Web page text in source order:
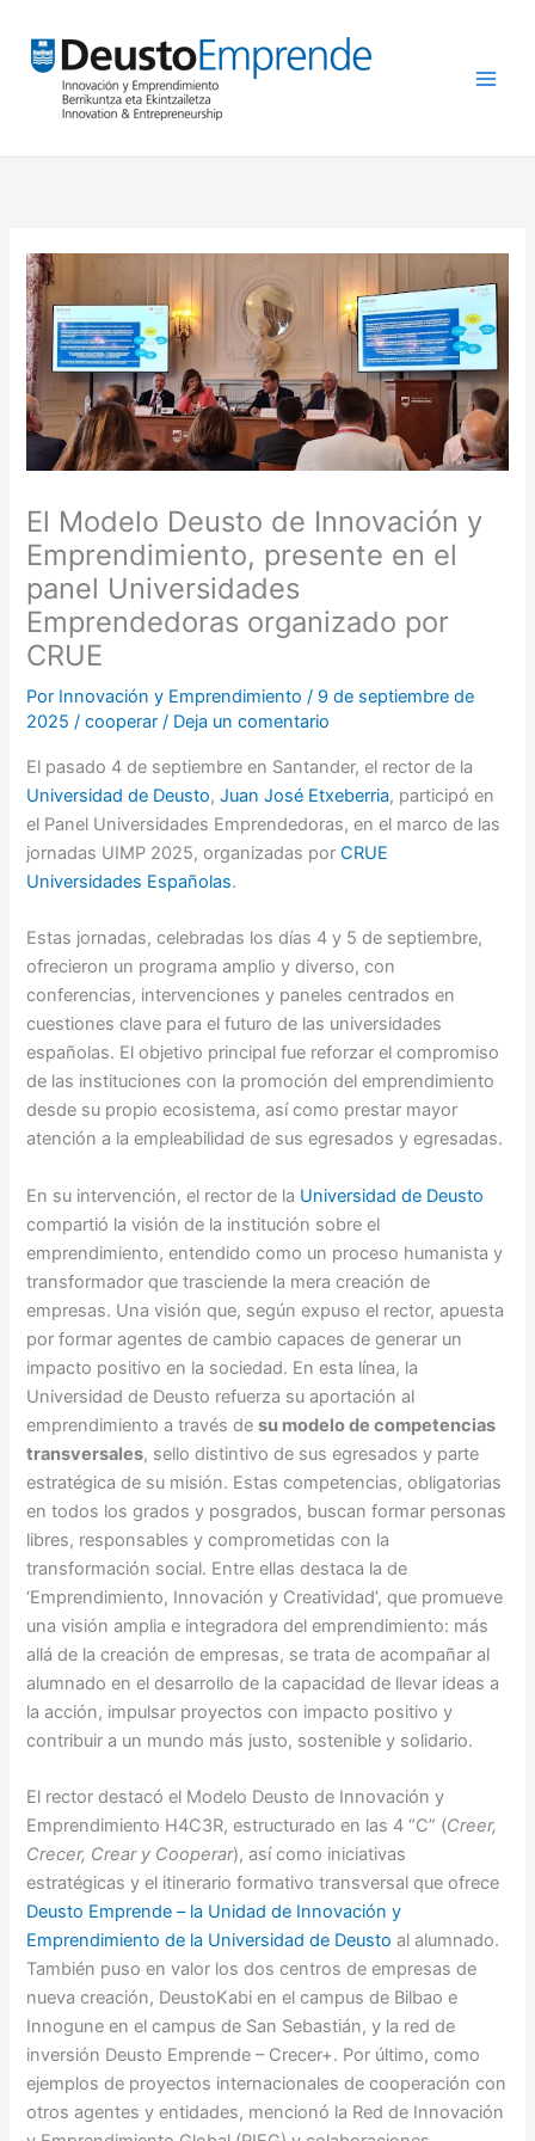
contenido
El Modelo Deusto de Innovación y
Emprendimiento, presente en el
panel Universidades
Emprendedoras organizado por
CRUE
Por Innovación y Emprendimiento/ 9 de septiembre de
2025/cooperar / Deja un comentario
El pasado 4 de septiembre en Santander, el rector de la
Universidad de Deusto,Juan José Etxeberria, participó en
el Panel Universidades Emprendedoras, en el marco de las
jornadas UIMP 2025, organizadas porCRUE
Universidades Españolas.
Estas jornadas, celebradas los días 4 y 5 de septiembre,
ofrecieron un programa amplio y diverso, con
conferencias, intervenciones y paneles centrados en
cuestiones clave para el futuro de las universidades
españolas. El objetivo principal fue reforzar el compromiso
de las instituciones con la promoción del emprendimiento
desde su propio ecosistema, así como prestar mayor
atención a la empleabilidad de sus egresados y egresadas.
En su intervención, el rector de la Universidad de Deusto
compartió la visión de la institución sobre el
emprendimiento, entendido como un proceso humanista y
transformador que trasciende la mera creación de
empresas. Una visión que, según expuso el rector, apuesta
por formar agentes de cambio capaces de generar un
impacto positivo en la sociedad. En esta línea, la
Universidad de Deusto refuerza su aportación al
emprendimiento a través desu modelo de competencias
transversales, sello distintivo de sus egresados y parte
estratégica de su misión. Estas competencias, obligatorias
en todos los grados y posgrados, buscan formar personas
libres, responsables y comprometidas con la
transformación social. Entre ellas destaca la de
‘Emprendimiento, Innovación y Creatividad’, que promueve
una visión amplia e integradora del emprendimiento: más
allá de la creación de empresas, se trata de acompañar al
alumnado en el desarrollo de la capacidad de llevar ideas a
la acción, impulsar proyectos con impacto positivo y
contribuir a un mundo más justo, sostenible y solidario.
El rector destacó el Modelo Deusto de Innovación y
Emprendimiento H4C3R, estructurado en las 4 “C” (Creer,
Crecer, Crear y Cooperar), así como iniciativas
estratégicas y el itinerario formativo transversal que ofrece
Deusto Emprende – la Unidad de Innovación y
Emprendimiento de la Universidad de Deusto al alumnado.
También puso en valor los dos centros de empresas de
nueva creación, DeustoKabi en el campus de Bilbao e
Innogune en el campus de San Sebastián, y la red de
inversión Deusto Emprende – Crecer+. Por último, como
ejemplos de proyectos internacionales de cooperación con
otros agentes y entidades, mencionó la Red de Innovación